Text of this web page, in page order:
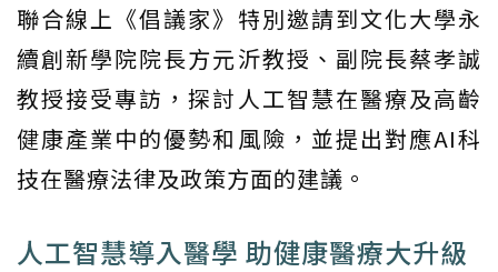
聯合線上《倡議家》特別邀請到文化大學永
續創新學院院長方元沂教授、副院長蔡孝誠
教授接受專訪，探討人工智慧在醫療及高齡
健康產業中的優勢和風險，並提出對應AI科
技在醫療法律及政策方面的建議。
人工智慧導入醫學 助健康醫療大升級